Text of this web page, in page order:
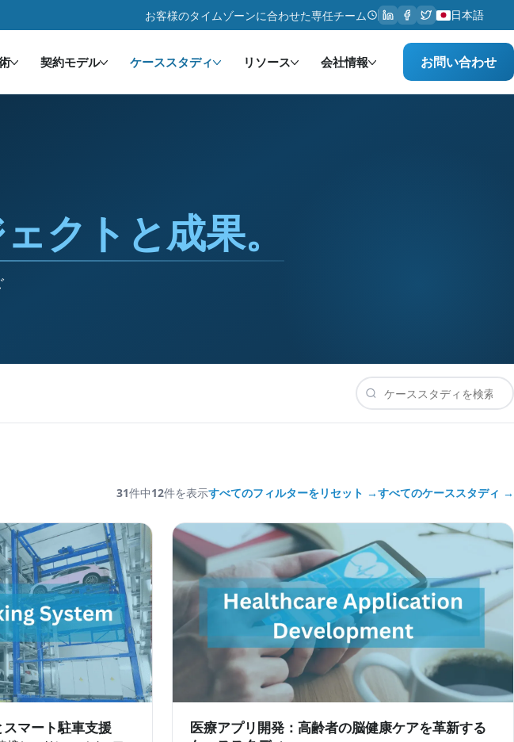
お客様のタイムゾーンに合わせた専任チーム 日本語
契約モデル ケーススタディ リソース 会社情報 お問い合わせ
クトと成果。
31件中12件を表示すべてのフィルターをリセット →すべてのケーススタディ →
マート駐車支援
医療アプリ開発：高齢者の脳健康ケアを革新する